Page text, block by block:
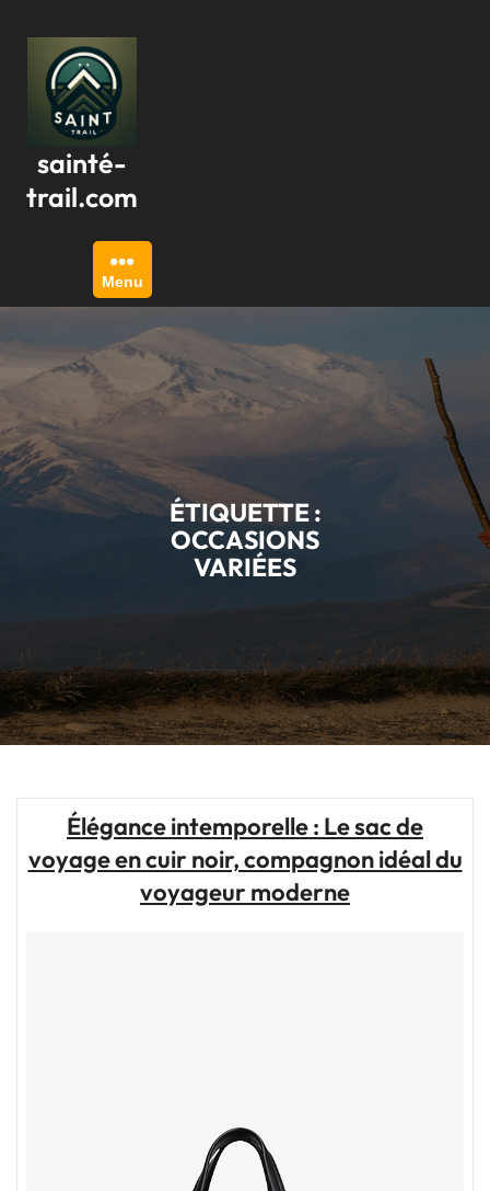
contenu
sainté-
trail.com
Menu
ÉTIQUETTE :
OCCASIONS
VARIÉES
Élégance intemporelle : Le sac de
voyage en cuir noir, compagnon idéal du
voyageur moderne